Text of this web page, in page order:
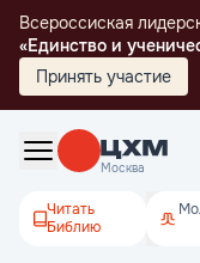
Всероссиская
«Единство и
Принять участие
Москва
Читать
Библию